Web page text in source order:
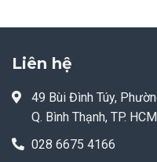
Liên hệ
49 Bùi Đình Túy,
Q. Bình Thạnh, TP. HCM
028 6675 4166